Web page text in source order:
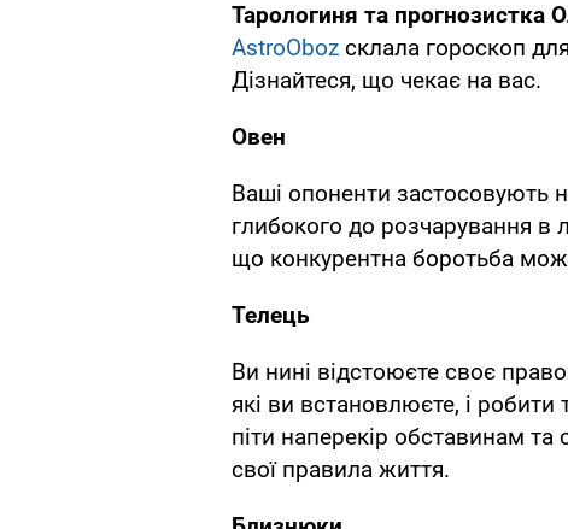
Тарологиня та прогнозистка
AstroOboz склала гороскоп
Дізнайтеся, що чекає на вас.
Овен
Ваші опоненти застосовують
глибокого до розчарування в
що конкурентна боротьба
Телець
Ви нині відстоюєте своє
які ви встановлюєте, і робити
піти наперекір обставинам
свої правила життя.